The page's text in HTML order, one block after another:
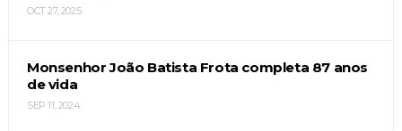
OCT 27, 2025
Monsenhor João Batista Frota completa 87 anos
de vida
SEP 11, 2024